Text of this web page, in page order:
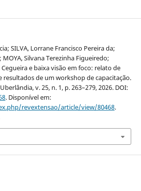
SILVA, Lorrane Francisco Pereira da;
MOYA, Silvana Terezinha Figueiredo;
e baixa visão em foco: relato de
resultados de um workshop de capacitação.
v. 25, n. 1, p. 263–279, 2026. DOI:
. Disponível em:
revextensao/article/view/80468.